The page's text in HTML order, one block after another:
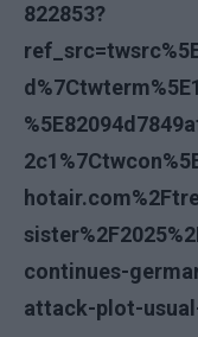
822853?
continues-
attack-plot-